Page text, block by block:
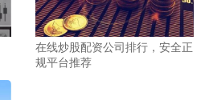
在线炒股配资公司排行，安全正
规平台推荐